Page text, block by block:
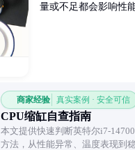
量或不足都会影响性
商家经验 真实案例 · 安全可信
CPU缩缸自查指南
本文提供快速判断英特尔i7-
方法，从性能异常、温度表现到